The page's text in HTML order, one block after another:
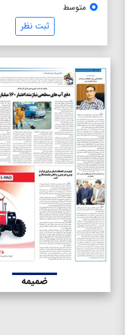
متوسط
ثبت نظر
ضمیمه